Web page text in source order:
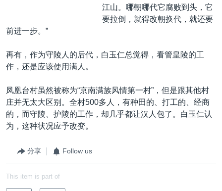
江山。哪朝哪代它腐败到头，它
要拉倒，就得改朝换代，就还要
前进一步。”
再有，作为守陵人的后代，白玉仁总觉得，看管皇陵的工
作，还是应该使用满人。
凤凰台村虽然被称为“京南满族风情第一村”，但是跟其他村
庄并无太大区别。全村500多人，有种田的、打工的、经商
的，而守陵、护陵的工作，却几乎都让汉人包了。白玉仁认
为，这种状况应予改变。
分享 Follow us
This item is part of